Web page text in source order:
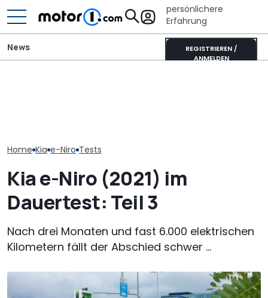
persönlichere
Erfahrung
REGISTRIEREN /
ANMELDEN
News
Home Kia e-Niro Tests
Kia e-Niro (2021) im
Dauertest: Teil 3
Nach drei Monaten und fast 6.000 elektrischen
Kilometern fällt der Abschied schwer ...